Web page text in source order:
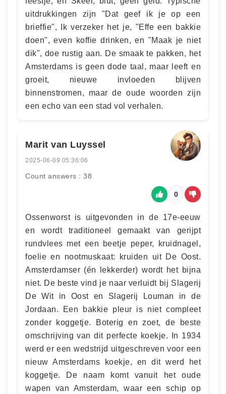
uitdrukkingen zijn "Dat geef ik je op een
brieffie", Ik verzeker het je, "Effe een bakkie
doen", even koffie drinken, en "Maak je niet
dik", doe rustig aan. De smaak te pakken, het
Amsterdams is geen dode taal, maar leeft en
groeit, nieuwe invloeden blijven
binnenstromen, maar de oude woorden zijn
een echo van een stad vol verhalen.
Marit van Luyssel
2025-06-09 05:36:06
Count answers : 38
0
Ossenworst is uitgevonden in de 17e-eeuw
en wordt traditioneel gemaakt van gerijpt
rundvlees met een beetje peper, kruidnagel,
foelie en nootmuskaat: kruiden uit De Oost.
Amsterdamser (én lekkerder) wordt het bijna
niet. De beste vind je naar verluidt bij Slagerij
De Wit in Oost en Slagerij Louman in de
Jordaan. Een bakkie pleur is niet compleet
zonder koggetje. Boterig en zoet, de beste
omschrijving van dit perfecte koekje. In 1934
werd er een wedstrijd uitgeschreven voor een
nieuw Amsterdams koekje, en dit werd het
koggetje. De naam komt vanuit het oude
wapen van Amsterdam, waar een schip op